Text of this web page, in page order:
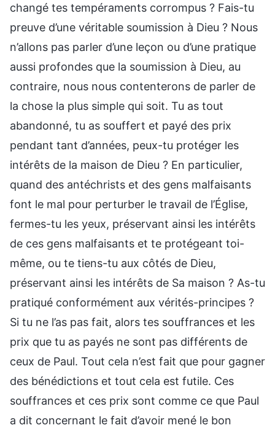
changé tes tempéraments corrompus ? Fais-tu
preuve d’une véritable soumission à Dieu ? Nous
n’allons pas parler d’une leçon ou d’une pratique
aussi profondes que la soumission à Dieu, au
contraire, nous nous contenterons de parler de
la chose la plus simple qui soit. Tu as tout
abandonné, tu as souffert et payé des prix
pendant tant d’années, peux-tu protéger les
intérêts de la maison de Dieu ? En particulier,
quand des antéchrists et des gens malfaisants
font le mal pour perturber le travail de l’Église,
fermes-tu les yeux, préservant ainsi les intérêts
de ces gens malfaisants et te protégeant toi-
même, ou te tiens-tu aux côtés de Dieu,
préservant ainsi les intérêts de Sa maison ? As-tu
pratiqué conformément aux vérités-principes ?
Si tu ne l’as pas fait, alors tes souffrances et les
prix que tu as payés ne sont pas différents de
ceux de Paul. Tout cela n’est fait que pour gagner
des bénédictions et tout cela est futile. Ces
souffrances et ces prix sont comme ce que Paul
a dit concernant le fait d’avoir mené le bon